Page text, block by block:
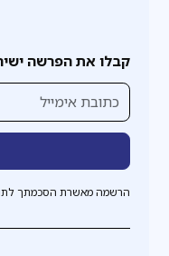
קבלו את הפרשה
הרשמה מאשרת הסכמתך